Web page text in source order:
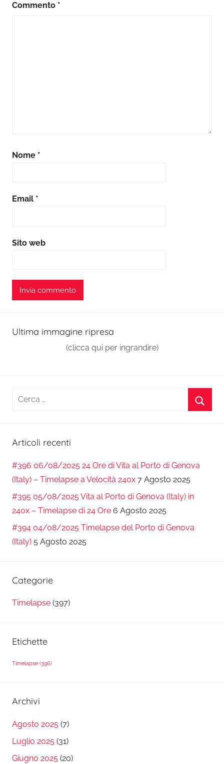
Commento *
Nome *
Email *
Sito web
Ultima immagine ripresa
(clicca qui per ingrandire)
Ricerca
Articoli recenti
#396 06/08/2025 24 Ore di Vita al Porto di Genova
(Italy) – Timelapse a Velocità 240x 7 Agosto 2025
#395 05/08/2025 Vita al Porto di Genova (Italy) in
240x – Timelapse di 24 Ore 6 Agosto 2025
#394 04/08/2025 Timelapse del Porto di Genova
(Italy) 5 Agosto 2025
Categorie
Timelapse (397)
Etichette
Timelapse (396)
Archivi
Agosto 2025 (7)
Luglio 2025 (31)
Giugno 2025 (20)